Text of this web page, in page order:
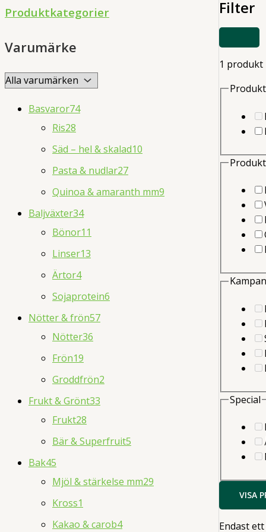
c
s
Produktkategorier
Varumärke
Basvaror74
Ris28
Säd – hel & skalad10
Pasta & nudlar27
Quinoa & amaranth mm9
Baljväxter34
Bönor11
Linser13
Ärtor4
Sojaprotein6
Nötter & frön57
Nötter36
Frön19
Groddfrön2
Frukt & Grönt33
Frukt28
Bär & Superfruit5
Bak45
Mjöl & stärkelse mm29
Kross1
Kakao & carob4
Filter
ELLER
FILTER
1 produkt
Special
VISA
Endast